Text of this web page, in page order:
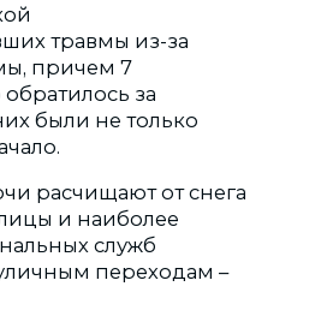
травмы из-за
причем 7
за
были не только
расчищают от снега
и наиболее
служб
переходам –